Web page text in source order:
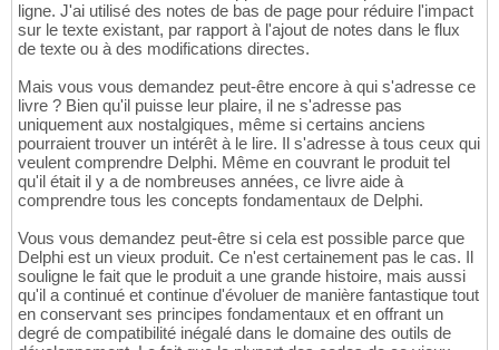
ligne. J'ai utilisé des notes de bas de page pour réduire l'impact
sur le texte existant, par rapport à l'ajout de notes dans le flux
de texte ou à des modifications directes.
Mais vous vous demandez peut-être encore à qui s'adresse ce
livre ? Bien qu'il puisse leur plaire, il ne s'adresse pas
uniquement aux nostalgiques, même si certains anciens
pourraient trouver un intérêt à le lire. Il s'adresse à tous ceux qui
veulent comprendre Delphi. Même en couvrant le produit tel
qu'il était il y a de nombreuses années, ce livre aide à
comprendre tous les concepts fondamentaux de Delphi.
Vous vous demandez peut-être si cela est possible parce que
Delphi est un vieux produit. Ce n'est certainement pas le cas. Il
souligne le fait que le produit a une grande histoire, mais aussi
qu'il a continué et continue d'évoluer de manière fantastique tout
en conservant ses principes fondamentaux et en offrant un
degré de compatibilité inégalé dans le domaine des outils de